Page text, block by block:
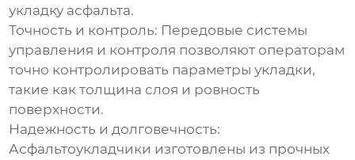
укладку асфальта.
Точность и контроль: Передовые системы
управления и контроля позволяют операторам
точно контролировать параметры укладки,
такие как толщина слоя и ровность
поверхности.
Надежность и долговечность:
Асфальтоукладчики изготовлены из прочных